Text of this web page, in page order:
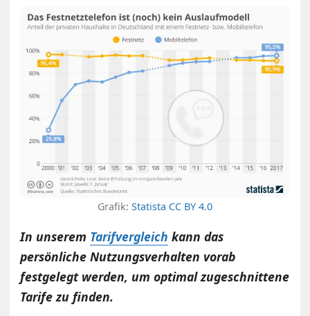
Grafik: Statista CC BY 4.0
In unserem Tarifvergleich kann das
persönliche Nutzungsverhalten vorab
festgelegt werden, um optimal zugeschnittene
Tarife zu finden.